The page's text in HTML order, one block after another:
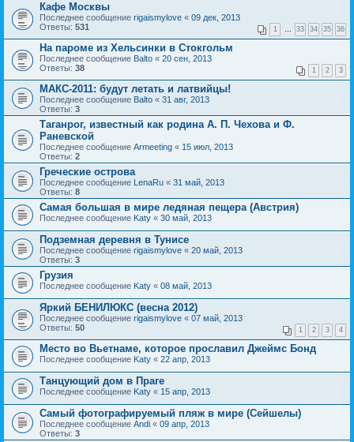
Кафе Москвы
Последнее сообщение rigaismylove « 09 дек, 2013
Ответы: 531 1 … 33 34 35 36
На пароме из Хельсинки в Стокгольм
Последнее сообщение Balto « 20 сен, 2013
Ответы: 38 1 2 3
МАКС-2011: будут летать и латвийцы!
Последнее сообщение Balto « 31 авг, 2013
Ответы: 3
Таганрог, известный как родина А. П. Чехова и Ф.
Раневской
Последнее сообщение Armeeting « 15 июл, 2013
Ответы: 2
Греческие острова
Последнее сообщение LenaRu « 31 май, 2013
Ответы: 8
Самая большая в мире ледяная пещера (Австрия)
Последнее сообщение Katy « 30 май, 2013
Подземная деревня в Тунисе
Последнее сообщение rigaismylove « 20 май, 2013
Ответы: 3
Грузия
Последнее сообщение Katy « 08 май, 2013
Яркий БЕНИЛЮКС (весна 2012)
Последнее сообщение rigaismylove « 07 май, 2013
Ответы: 50 1 2 3 4
Место во Вьетнаме, которое прославил Джеймс Бонд
Последнее сообщение Katy « 22 апр, 2013
Танцующий дом в Праге
Последнее сообщение Katy « 15 апр, 2013
Самый фотографируемый пляж в мире (Сейшелы)
Последнее сообщение Andi « 09 апр, 2013
Ответы: 3